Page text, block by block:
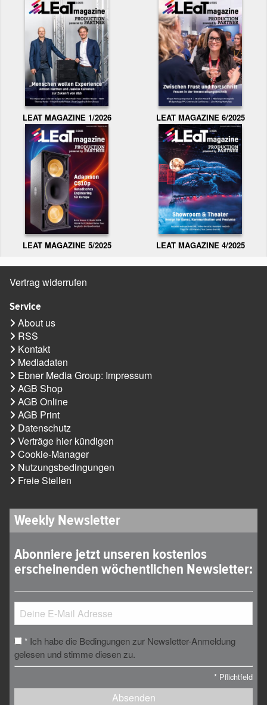
LEAT MAGAZINE 1/2026 LEAT MAGAZINE 6/2025
LEAT MAGAZINE 5/2025 LEAT MAGAZINE 4/2025
Vertrag widerrufen
Service
About us
RSS
Kontakt
Mediadaten
Ebner Media Group: Impressum
AGB Shop
AGB Online
AGB Print
Datenschutz
Verträge hier kündigen
Cookie-Manager
Nutzungsbedingungen
Freie Stellen
Weekly Newsletter
Abonniere jetzt unseren kostenlos
erscheinenden wöchentlichen Newsletter:
* Ich habe die Bedingungen zur Newsletter-Anmeldung
gelesen und stimme diesen zu.
* Pflichtfeld
Absenden